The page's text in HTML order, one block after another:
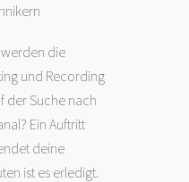
die
und Recording
der Suche nach
Ein Auftritt
deine
ist es erledigt.